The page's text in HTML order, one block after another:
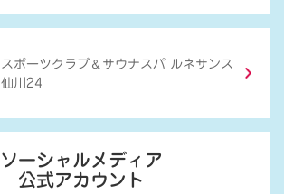
スポーツクラブ ＆ サウナスパ ルネサンス
仙川24
ソーシャルメディア
公式アカウント